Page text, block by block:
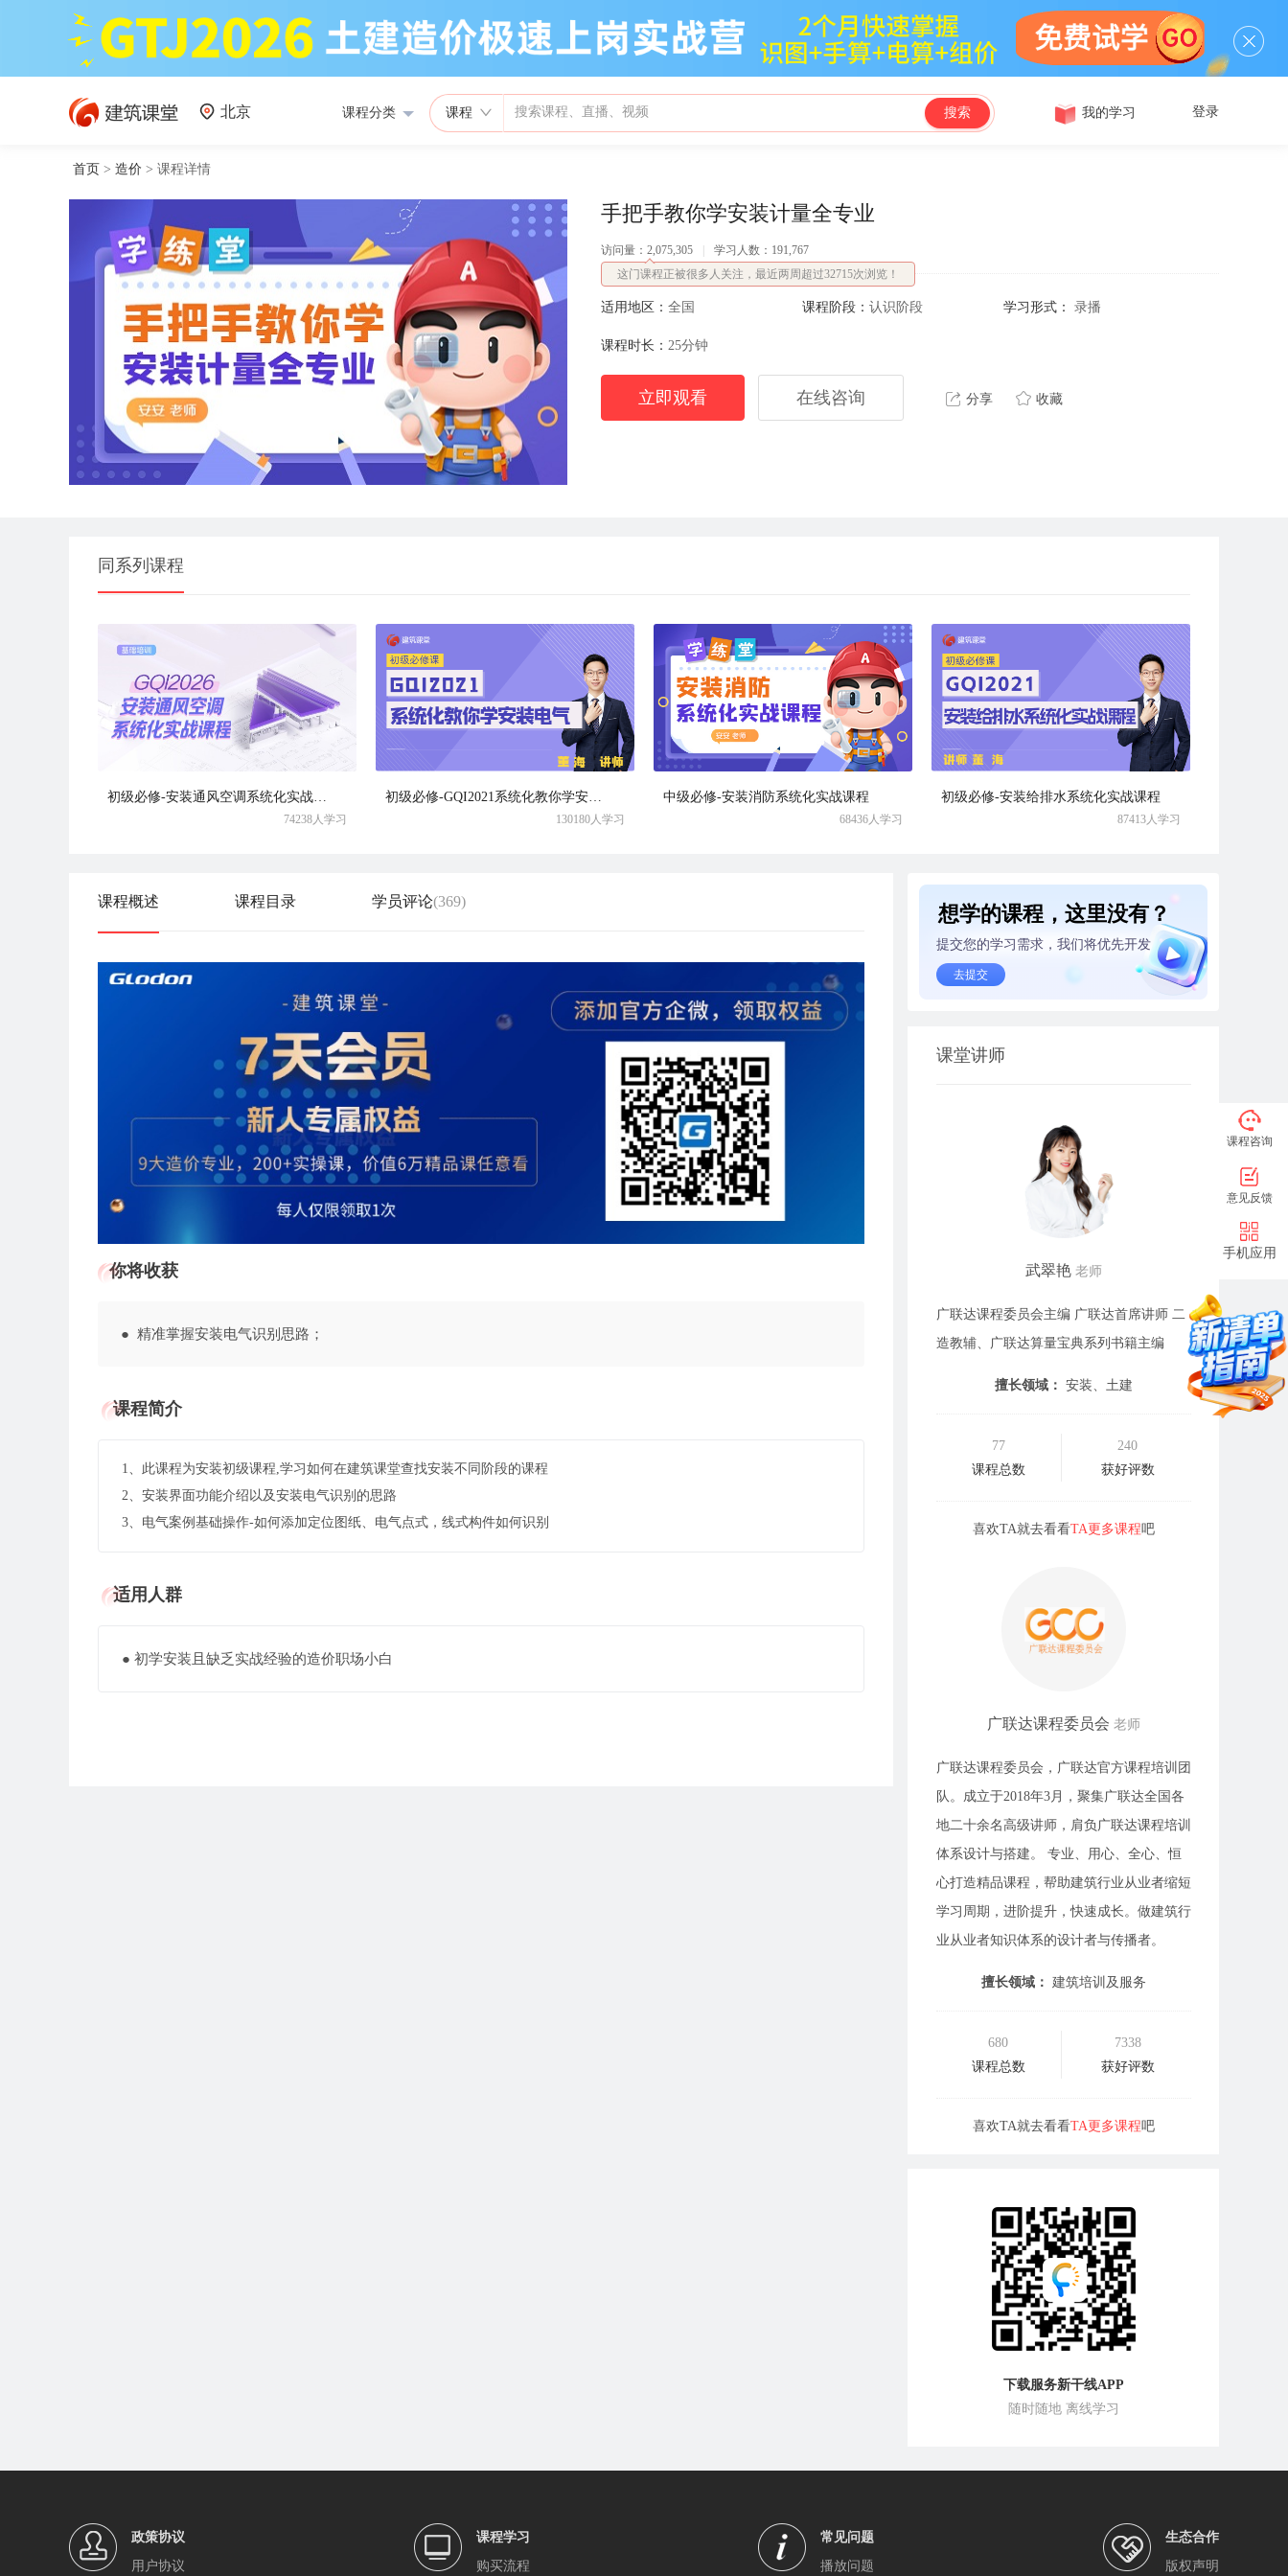
北京 课程分类 课程 搜索 我的学习 登录
首页 > 造价 > 课程详情
手把手教你学安装计量全专业
这门课程正被很多人关注，最近两周超过32715次浏览！
访问量：2,075,305 学习人数：191,767
适用地区： 全国 课程阶段： 认识阶段 学习形式： 录播
课程时长： 25分钟
立即观看 在线咨询 分享 收藏
同系列课程
初级必修-安装通风空调系统化实战课程
74238人学习
初级必修-GQI2021系统化教你学安装电气
130180人学习
中级必修-安装消防系统化实战课程
68436人学习
初级必修-安装给排水系统化实战课程
87413人学习
课程概述 课程目录 学员评论(369)
你将收获
● 精准掌握安装电气识别思路；
课程简介
1、此课程为安装初级课程,学习如何在建筑课堂查找安装不同阶段的课程
2、安装界面功能介绍以及安装电气识别的思路
3、电气案例基础操作-如何添加定位图纸、电气点式，线式构件如何识别
适用人群
● 初学安装且缺乏实战经验的造价职场小白
想学的课程，这里没有？
提交您的学习需求，我们将优先开发
去提交
课堂讲师
武翠艳 老师
广联达课程委员会主编 广联达首席讲师 二
造教辅、广联达算量宝典系列书籍主编
擅长领域： 安装、土建
77
课程总数
240
获好评数
喜欢TA就去看看TA更多课程吧
广联达课程委员会 老师
广联达课程委员会，广联达官方课程培训团
队。成立于2018年3月，聚集广联达全国各
地二十余名高级讲师，肩负广联达课程培训
体系设计与搭建。 专业、用心、全心、恒
心打造精品课程，帮助建筑行业从业者缩短
学习周期，进阶提升，快速成长。做建筑行
业从业者知识体系的设计者与传播者。
擅长领域： 建筑培训及服务
680
课程总数
7338
获好评数
喜欢TA就去看看TA更多课程吧
下载服务新干线APP
随时随地 离线学习
政策协议
用户协议
课程学习
购买流程
常见问题
播放问题
生态合作
版权声明
课程咨询
意见反馈
手机应用